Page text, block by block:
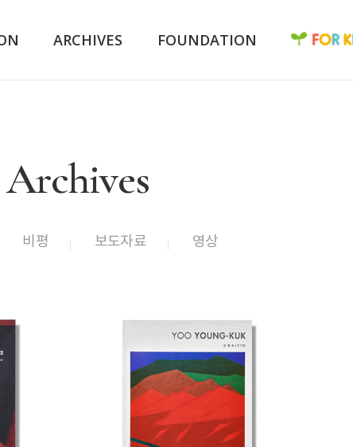
ARCHIVES FOUNDATION
Archives
비평 보도자료 영상